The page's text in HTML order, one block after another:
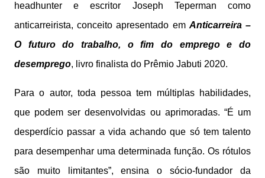
headhunter e escritor Joseph Teperman como
anticarreirista, conceito apresentado em Anticarreira –
O futuro do trabalho, o fim do emprego e do
desemprego, livro finalista do Prêmio Jabuti 2020.
Para o autor, toda pessoa tem múltiplas habilidades,
que podem ser desenvolvidas ou aprimoradas. “É um
desperdício passar a vida achando que só tem talento
para desempenhar uma determinada função. Os rótulos
são muito limitantes”, ensina o sócio-fundador da